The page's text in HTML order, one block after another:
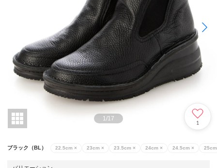
1 /17
1
ブラック（BL） 22.5cm × 23cm × 23.5cm × 24cm × 24.5cm × 25cm